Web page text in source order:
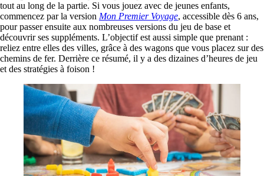
tout au long de la partie. Si vous jouez avec de jeunes enfants,
commencez par la version Mon Premier Voyage, accessible dès 6 ans,
pour passer ensuite aux nombreuses versions du jeu de base et
découvrir ses suppléments. L’objectif est aussi simple que prenant :
reliez entre elles des villes, grâce à des wagons que vous placez sur des
chemins de fer. Derrière ce résumé, il y a des dizaines d’heures de jeu
et des stratégies à foison !